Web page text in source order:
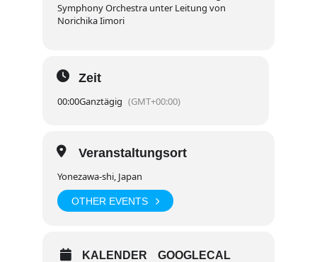
Symphony Orchestra unter Leitung von
Norichika Iimori
Zeit
00:00Ganztägig (GMT+00:00)
Veranstaltungsort
Yonezawa-shi, Japan
OTHER EVENTS
KALENDER GOOGLECAL